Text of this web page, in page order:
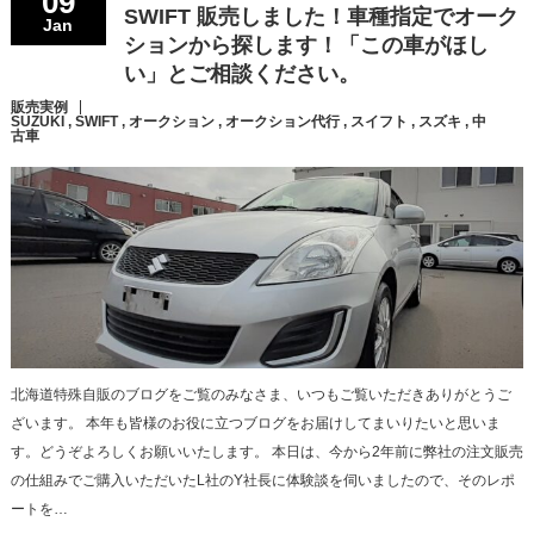
Jan
SWIFT 販売しました！車種指定でオーク
ションから探します！「この車がほし
い」とご相談ください。
販売実例
SUZUKI, SWIFT, オークション, オークション代行, スイフト , スズキ , 中
古車
北海道特殊自販のブログをご覧のみなさま、いつもご覧いただきありがとうご
ざいます。 本年も皆様のお役に立つブログをお届けしてまいりたいと思いま
す。どうぞよろしくお願いいたします。 本日は、今から2年前に弊社の注文販売
の仕組みでご購入いただいたL社のY社長に体験談を伺いましたので、そのレポ
ートを…